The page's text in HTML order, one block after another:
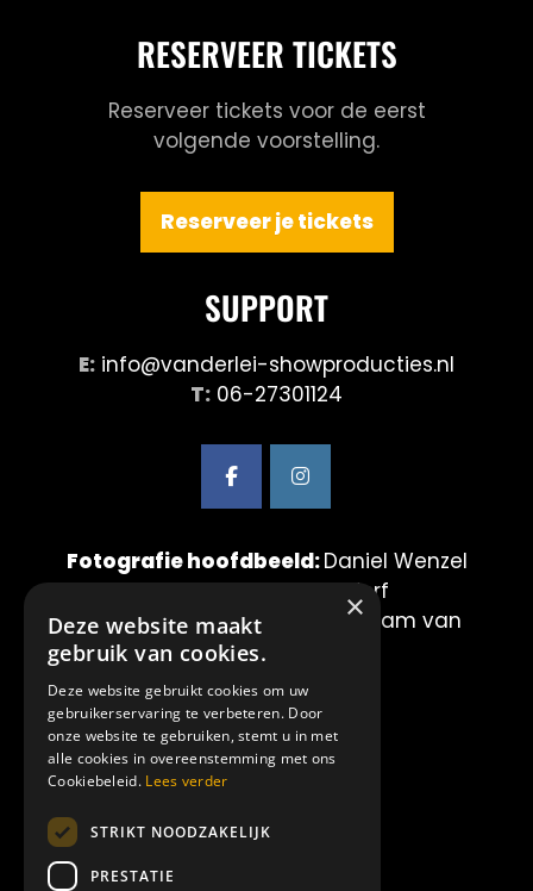
RESERVEER TICKETS
Reserveer tickets voor de eerst
volgende voorstelling.
Reserveer je tickets
SUPPORT
E: info@vanderlei-showproducties.nl
T: 06-27301124
Fotografie hoofdbeeld:Daniel Wenzel
& Maurice van der Werf
Fotografie showbeelden: Mirjam van
der Lei Fotografie
LINKS:
Amilia
×
Deze website maakt
gebruik van cookies.
Deze website gebruikt cookies om uw
gebruikerservaring te verbeteren. Door
onze website te gebruiken, stemt u in met
alle cookies in overeenstemming met ons
Cookiebeleid. Lees verder
STRIKT NOODZAKELIJK
PRESTATIE